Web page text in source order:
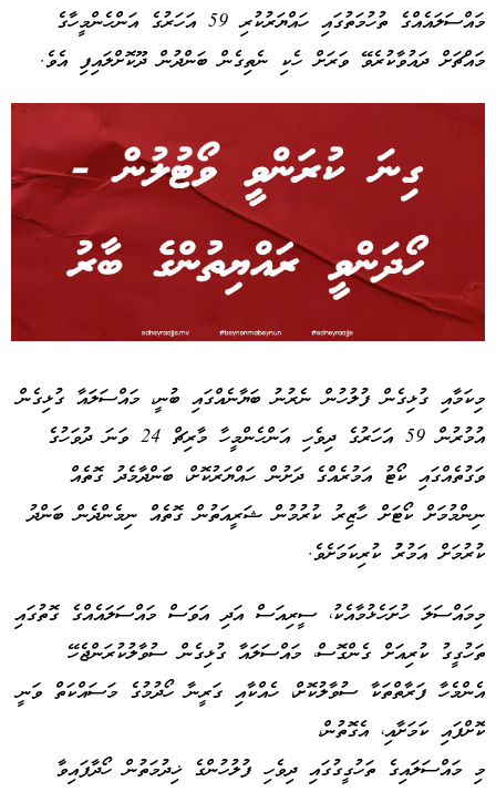
މައްސަލައެއްގެ ތުހުމަތުގައި ހައްޔަރުކުރި 59 އަހަރުގެ އަންހެންމީހާގެ
މައްޗަށް ދައުވާކުރެވޭ ވަރަށް ހެކި ނެތިގެން ބަންދުން ދޫކޮށްލައިފި އެވެ.
މިކަމާއި ގުޅިގެން ފުލުހުން ނެރުނު ބަޔާނެއްގައި ބުނީ، މައްސަލައާ ގުޅިގެން
އުމުރުން 59 އަހަރުގެ ދިވެހި އަންހެންމީހާ މާރިޗް 24 ވަނަ ދުވަހުގެ
ވަގުތެއްގައި ކޯޓު އަމުރެއްގެ ދަށުން ހައްޔަރުކޮށް، ބަންދާމެދު ގޮތެއް
ނިންމުމަށް ކޯޓަށް ހާޒިރު ކުރުމުން ޝަރީއަތުން ގޮތެއް ނިމެންދެން ބަންދު
ކުރުމަށް އަމުރުު ކުރިކަމަށެވެ.
މިމައްސަލަ ހުށަހެޅުމާއެކު، ސީރިއަސް އަދި އަވަސް މައްސަލައެއްގެ ގޮތުގައި
ތަހުގީގު ކުރިއަށް ގެންގޮސް، މައްސަލައާ ގުޅިގެން ސުވާލުކުރަންޖެހޭ
އެންމެހާ ފަރާތްތަކާ ސުވާލުކޮށް، ހެއްކާއި ގަރީނާ ހޯދުމުގެ މަސައްކަތް ވަނީ
ކޮށްފައި ކަމަށާއި، އެގޮތުން،
މި މައްސަލައިގެ ތަހުގީގުގައި ދިވެހި ފުލުހުންގެ ޚިދުމަތުން ހޯދާފައިވާ